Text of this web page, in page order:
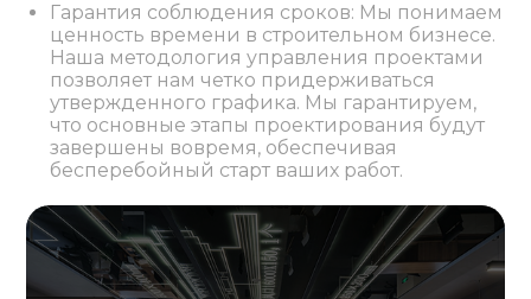
Гарантия соблюдения сроков: Мы понимаем
ценность времени в строительном бизнесе.
Наша методология управления проектами
позволяет нам четко придерживаться
утвержденного графика. Мы гарантируем,
что основные этапы проектирования будут
завершены вовремя, обеспечивая
бесперебойный старт ваших работ.